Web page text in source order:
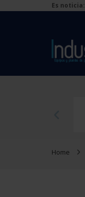
Es noticia:
Home